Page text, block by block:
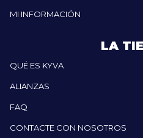
MI INFORMACIÓN
LA
QUÉ ES KYVA
ALIANZAS
FAQ
CONTACTE CON NOSOTROS